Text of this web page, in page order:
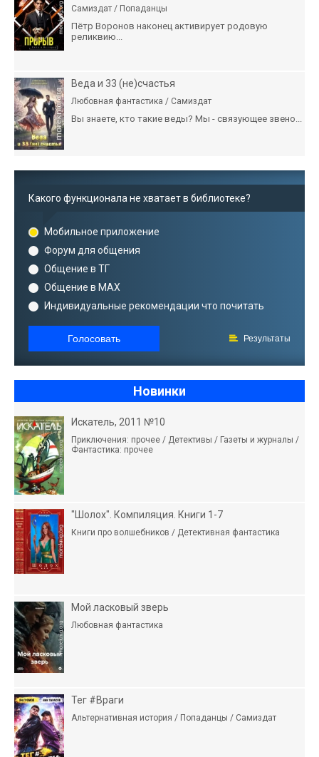
Самиздат / Попаданцы
Пётр Воронов наконец активирует родовую
реликвию...
Веда и 33 (не)счастья
Любовная фантастика / Самиздат
Вы знаете, кто такие веды? Мы - связующее звено...
Какого функционала не хватает в библиотеке?
Мобильное приложение
Форум для общения
Общение в ТГ
Общение в MAX
Индивидуальные рекомендации что почитать
Голосовать Результаты
Новинки
Искатель, 2011 №10
Приключения: прочее / Детективы / Газеты и журналы /
Фантастика: прочее
"Шолох". Компиляция. Книги 1-7
Книги про волшебников / Детективная фантастика
Мой ласковый зверь
Любовная фантастика
Тег #Враги
Альтернативная история / Попаданцы / Самиздат